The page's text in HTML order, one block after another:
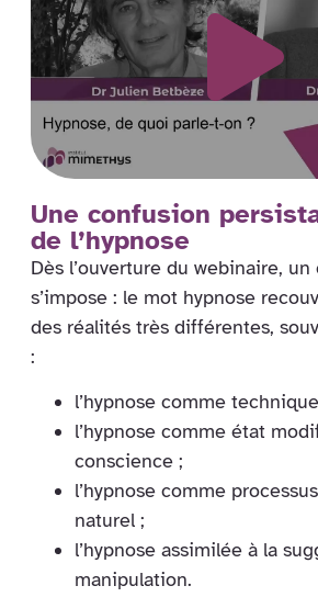
Une confusion
de l’hypnose
Dès l’ouverture du webinaire, un
s’impose : le mot hypnose
des réalités très différentes,
:
l’hypnose comme
l’hypnose comme état
conscience ;
l’hypnose comme
naturel ;
l’hypnose assimilée à la
manipulation.